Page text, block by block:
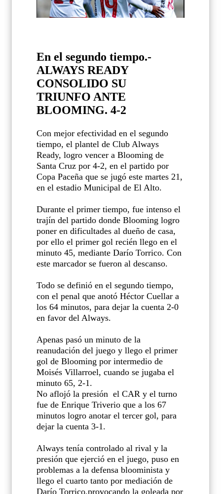
En el segundo tiempo.-
ALWAYS READY
CONSOLIDO SU
TRIUNFO ANTE
BLOOMING. 4-2
Con mejor efectividad en el segundo
tiempo, el plantel de Club Always
Ready, logro vencer a Blooming de
Santa Cruz por 4-2, en el partido por
Copa Paceña que se jugó este martes 21,
en el estadio Municipal de El Alto.
Durante el primer tiempo, fue intenso el
trajín del partido donde Blooming logro
poner en dificultades al dueño de casa,
por ello el primer gol recién llego en el
minuto 45, mediante Darío Torrico. Con
este marcador se fueron al descanso.
Todo se definió en el segundo tiempo,
con el penal que anotó Héctor Cuellar a
los 64 minutos, para dejar la cuenta 2-0
en favor del Always.
Apenas pasó un minuto de la
reanudación del juego y llego el primer
gol de Blooming por intermedio de
Moisés Villarroel, cuando se jugaba el
minuto 65, 2-1.
No aflojó la presión el CAR y el turno
fue de Enrique Triverio que a los 67
minutos logro anotar el tercer gol, para
dejar la cuenta 3-1.
Always tenía controlado al rival y la
presión que ejerció en el juego, puso en
problemas a la defensa bloominista y
llego el cuarto tanto por mediación de
Darío Torrico,provocando la goleada por